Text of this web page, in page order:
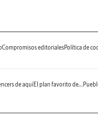
Compromisos editorialesPolítica de
de aquíEl plan favorito de...